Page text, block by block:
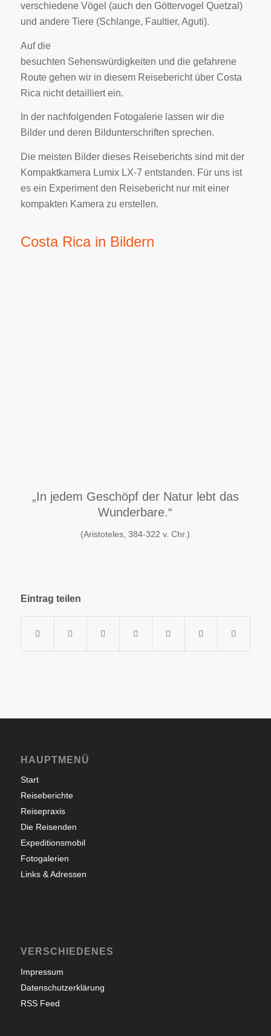
verschiedene Vögel (auch den Göttervogel Quetzal)
und andere Tiere (Schlange, Faultier, Aguti).
Auf die
besuchten Sehenswürdigkeiten und die gefahrene
Route gehen wir in diesem Reisebericht über Costa
Rica nicht detailliert ein.
In der nachfolgenden Fotogalerie lassen wir die
Bilder und deren Bildunterschriften sprechen.
Die meisten Bilder dieses Reiseberichts sind mit der
Kompaktkamera Lumix LX-7 entstanden. Für uns ist
es ein Experiment den Reisebericht nur mit einer
kompakten Kamera zu erstellen.
Costa Rica in Bildern
„In jedem Geschöpf der Natur lebt das
Wunderbare.“
(Aristoteles, 384-322 v. Chr.)
Eintrag teilen
HAUPTMENÜ
Start
Reiseberichte
Reisepraxis
Die Reisenden
Expeditionsmobil
Fotogalerien
Links & Adressen
VERSCHIEDENES
Impressum
Datenschutzerklärung
RSS Feed